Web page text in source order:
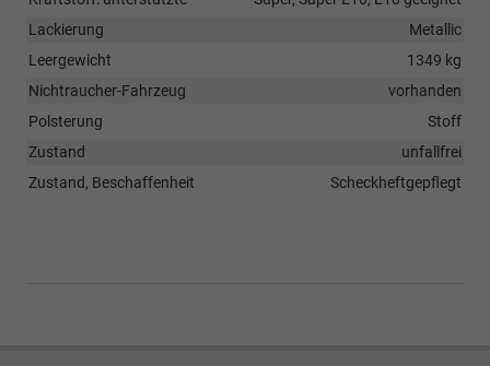
Lackierung
Metallic
Leergewicht
1349 kg
Nichtraucher-Fahrzeug
vorhanden
Polsterung
Stoff
Zustand
unfallfrei
Zustand, Beschaffenheit
Scheckheftgepflegt